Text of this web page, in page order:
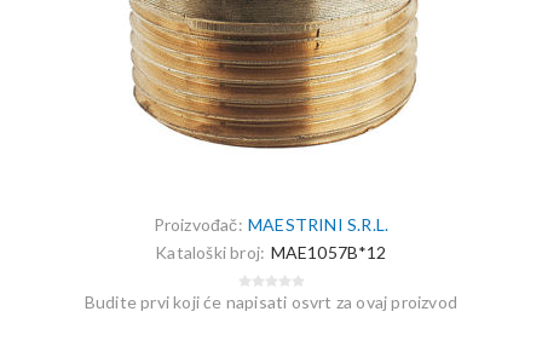
Proizvođač: MAESTRINI S.R.L.
Kataloški broj: MAE1057B*12
Budite prvi koji će napisati osvrt za ovaj proizvod